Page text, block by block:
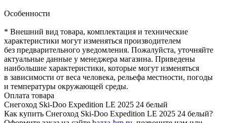
Особенности
* Внешний вид товара, комплектация и технические
характеристики могут изменяться производителем
без предварительного уведомления. Пожалуйста, уточняйте
актуальные данные у менеджера магазина. Приведены
наибольшие характеристики, которые могут изменяться
в зависимости от веса человека, рельефа местности, погоды
и температуры окружающей среды.
Оплата товара
Снегоход Ski-Doo Expedition LE 2025 24 белый
Как купить Снегоход Ski-Doo Expedition LE 2025 24 белый?